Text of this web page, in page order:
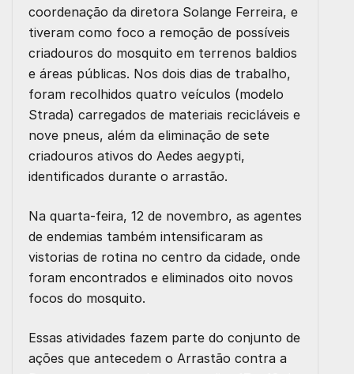
coordenação da diretora Solange Ferreira, e
tiveram como foco a remoção de possíveis
criadouros do mosquito em terrenos baldios
e áreas públicas. Nos dois dias de trabalho,
foram recolhidos quatro veículos (modelo
Strada) carregados de materiais recicláveis e
nove pneus, além da eliminação de sete
criadouros ativos do Aedes aegypti,
identificados durante o arrastão.
Na quarta-feira, 12 de novembro, as agentes
de endemias também intensificaram as
vistorias de rotina no centro da cidade, onde
foram encontrados e eliminados oito novos
focos do mosquito.
Essas atividades fazem parte do conjunto de
ações que antecedem o Arrastão contra a